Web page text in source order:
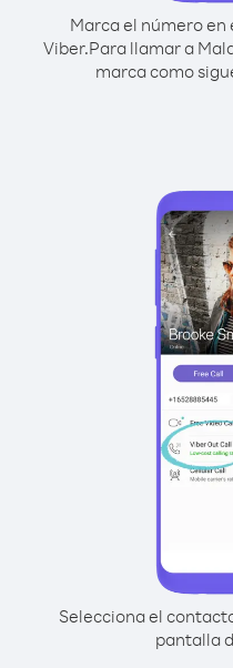
Marca el número
Viber.Para llamar a
marca como
Selecciona el
pantalla